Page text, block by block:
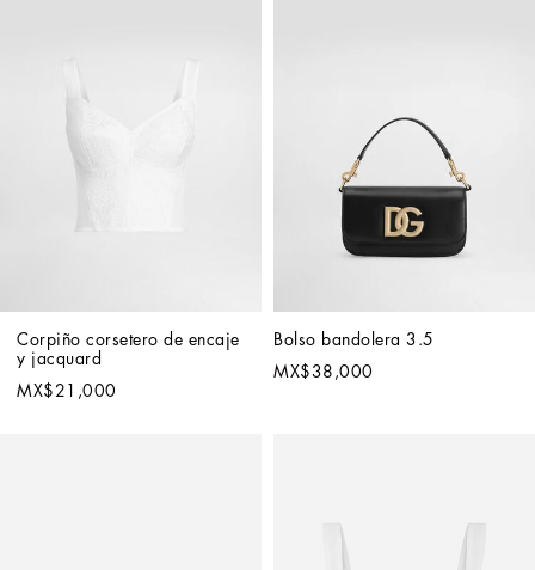
Corpiño corsetero de encaje
y jacquard
MX$21,000
Bolso bandolera 3.5
MX$38,000